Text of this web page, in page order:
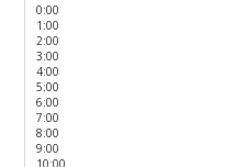
0:00
1:00
2:00
3:00
4:00
5:00
6:00
7:00
8:00
9:00
10:00